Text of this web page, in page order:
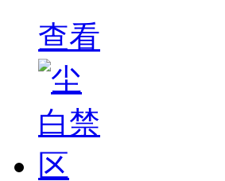
查看